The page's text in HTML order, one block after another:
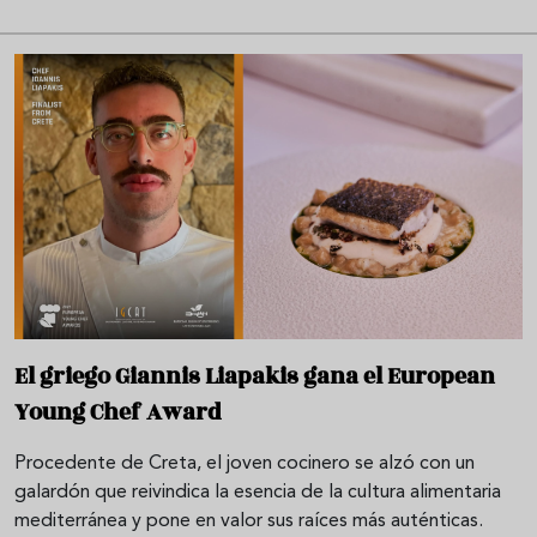
El griego Giannis Liapakis gana el European
Young Chef Award
Procedente de Creta, el joven cocinero se alzó con un
galardón que reivindica la esencia de la cultura alimentaria
mediterránea y pone en valor sus raíces más auténticas.